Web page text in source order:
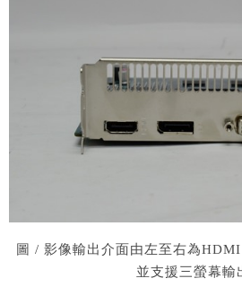
圖 / 影像輸出介面由左至右為
並支援三螢幕輸